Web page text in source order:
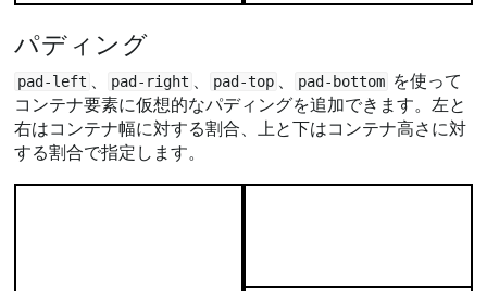
パディング
pad-left pad-right pad-top pad-bottom を使って
コンテナ要素に仮想的なパディングを追加できます。左と
右はコンテナ幅に対する割合、上と下はコンテナ高さに対
する割合で指定します。